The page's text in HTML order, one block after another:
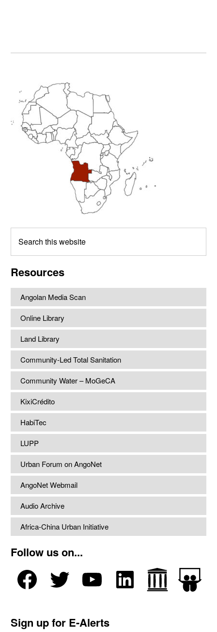
Primary
Sidebar
this
Resources
Angolan Media Scan
Online Library
Land Library
Community-Led Total Sanitation
Community Water – MoGeCA
KixiCrédito
HabiTec
LUPP
Urban Forum on AngoNet
AngoNet Webmail
Audio Archive
Africa-China Urban Initiative
Follow us on...
Sign up for E-Alerts